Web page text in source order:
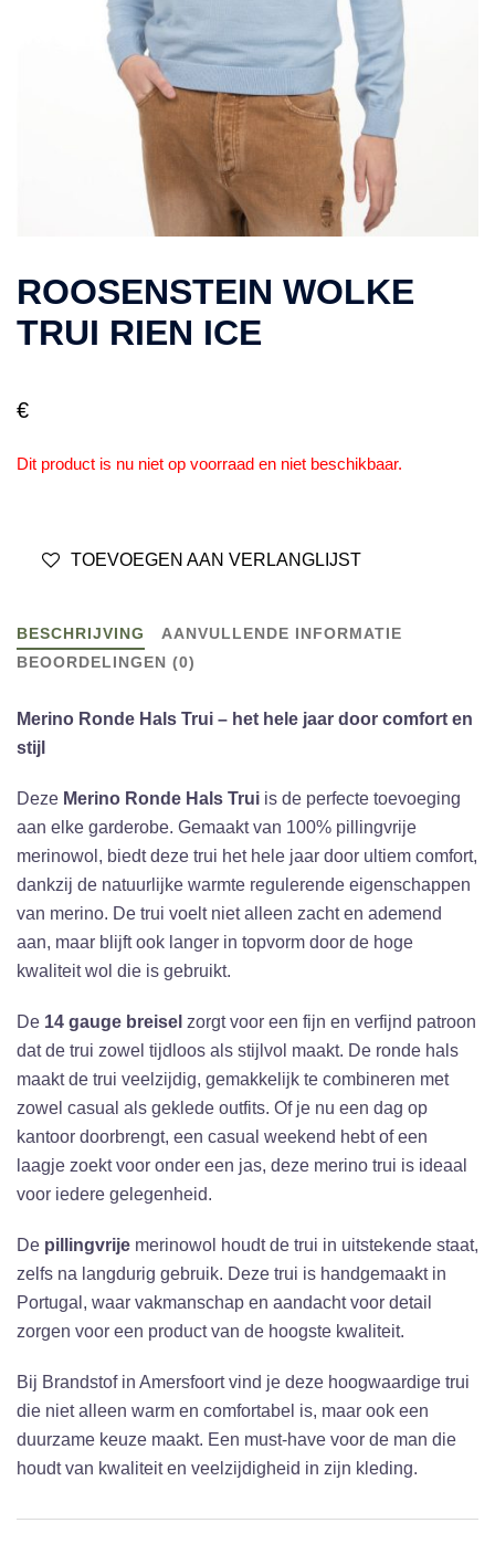
ROOSENSTEIN WOLKE
TRUI RIEN ICE
€
Dit product is nu niet op voorraad en niet beschikbaar.
TOEVOEGEN AAN VERLANGLIJST
BESCHRIJVING
AANVULLENDE INFORMATIE
BEOORDELINGEN (0)
Merino Ronde Hals Trui – het hele jaar door comfort en
stijl
Deze Merino Ronde Hals Trui is de perfecte toevoeging
aan elke garderobe. Gemaakt van 100% pillingvrije
merinowol, biedt deze trui het hele jaar door ultiem comfort,
dankzij de natuurlijke warmte regulerende eigenschappen
van merino. De trui voelt niet alleen zacht en ademend
aan, maar blijft ook langer in topvorm door de hoge
kwaliteit wol die is gebruikt.
De 14 gauge breisel zorgt voor een fijn en verfijnd patroon
dat de trui zowel tijdloos als stijlvol maakt. De ronde hals
maakt de trui veelzijdig, gemakkelijk te combineren met
zowel casual als geklede outfits. Of je nu een dag op
kantoor doorbrengt, een casual weekend hebt of een
laagje zoekt voor onder een jas, deze merino trui is ideaal
voor iedere gelegenheid.
De pillingvrije merinowol houdt de trui in uitstekende staat,
zelfs na langdurig gebruik. Deze trui is handgemaakt in
Portugal, waar vakmanschap en aandacht voor detail
zorgen voor een product van de hoogste kwaliteit.
Bij Brandstof in Amersfoort vind je deze hoogwaardige trui
die niet alleen warm en comfortabel is, maar ook een
duurzame keuze maakt. Een must-have voor de man die
houdt van kwaliteit en veelzijdigheid in zijn kleding.